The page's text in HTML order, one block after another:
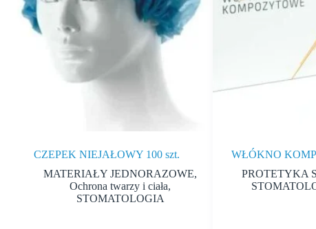
CZEPEK NIEJAŁOWY 100 szt.
MATERIAŁY JEDNORAZOWE,
Ochrona twarzy i ciała,
STOMATOLOGIA
WŁÓKNO
PROTETYKA